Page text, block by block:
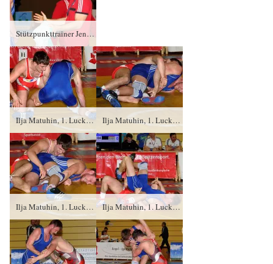
Stützpunkttrainer Jena, Kay Taubert und Sebastian Wendel
Ilja Matuhin, 1. Luckenwalder SC gegen Sebastian Wendel (blaues Trikot), RSV Rotation Greiz PS/3:1/8:1 Ilja Matuhin, 1. Luckenwalder SC gegen Sebastian Wendel (blaues Trikot), RSV Rotation Greiz PS/3:1/8:1
Ilja Matuhin, 1. Luckenwalder SC gegen Sebastian Wendel (blaues Trikot), RSV Rotation Greiz PS/3:1/8:1 Ilja Matuhin, 1. Luckenwalder SC gegen Sebastian Wendel (blaues Trikot), RSV Rotation Greiz PS/3:1/8:1